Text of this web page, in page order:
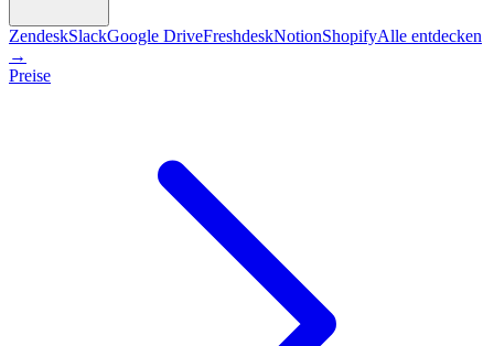
ZendeskSlackGoogle DriveFreshdeskNotionShopifyAlle entdecken
→
Preise